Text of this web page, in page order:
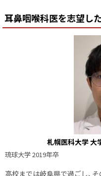
に
耳鼻咽喉科医を志望し
札幌医科大学 大
琉球大学 2019年卒
高校までは岐阜県で過ごし、